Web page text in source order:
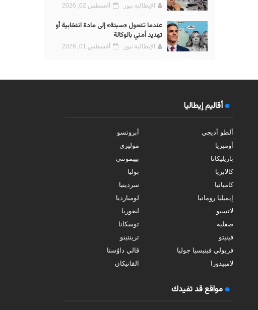
الإيطالية نيوز أغسطس 02, 2026
عندما تتحول «سبتة» إلى مادة انتخابية أو
تهديد أمني بالوكالة
الإيطالية نيوز أغسطس 01, 2026
أقاليم إيطاليا
ألطو أديجي
أبروتسو
أومبريا
موليزي
بازيليكاتا
بييمونتي
كالابريا
بوليا
كامبانيا
سردينيا
إيميليا رومانيا
لومبارديا
لاتسيو
ليغوريا
صقلية
توسكانا
فينيتو
ترينتينو
فريولي فينيسيا جوليا
ڤالي داوُستا
لامبيدوزا
الفاتيكان
مواقع قد تفيدك